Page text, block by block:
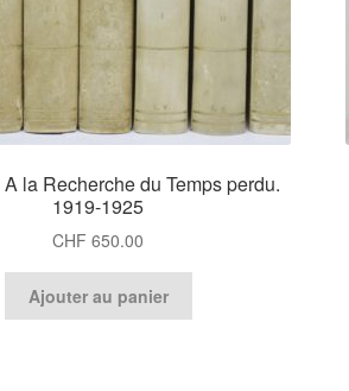
la Recherche du Temps perdu.
1919-1925
CHF 650.00
Ajouter au panier